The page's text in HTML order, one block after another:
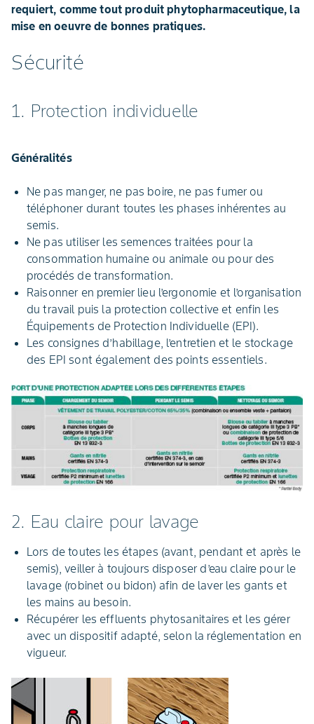
requiert, comme tout produit phytopharmaceutique, la
mise en oeuvre de bonnes pratiques.
Sécurité
1. Protection individuelle
Généralités
Ne pas manger, ne pas boire, ne pas fumer ou
téléphoner durant toutes les phases inhérentes au
semis.
Ne pas utiliser les semences traitées pour la
consommation humaine ou animale ou pour des
procédés de transformation.
Raisonner en premier lieu l’ergonomie et l’organisation
du travail puis la protection collective et enfin les
Équipements de Protection Individuelle (EPI).
Les consignes d’habillage, l’entretien et le stockage
des EPI sont également des points essentiels.
2. Eau claire pour lavage
Lors de toutes les étapes (avant, pendant et après le
semis), veiller à toujours disposer d’eau claire pour le
lavage (robinet ou bidon) afin de laver les gants et
les mains au besoin.
Récupérer les effluents phytosanitaires et les gérer
avec un dispositif adapté, selon la réglementation en
vigueur.